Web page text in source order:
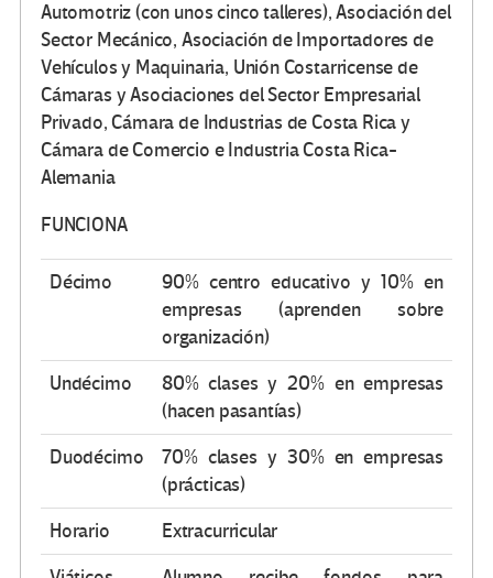
Automotriz (con unos cinco talleres), Asociación del
Sector Mecánico, Asociación de Importadores de
Vehículos y Maquinaria, Unión Costarricense de
Cámaras y Asociaciones del Sector Empresarial
Privado, Cámara de Industrias de Costa Rica y
Cámara de Comercio e Industria Costa Rica-
Alemania
FUNCIONA
Décimo
90% centro educativo y 10% en
empresas (aprenden sobre
organización)
Undécimo
80% clases y 20% en empresas
(hacen pasantías)
Duodécimo
70% clases y 30% en empresas
(prácticas)
Horario
Extracurricular